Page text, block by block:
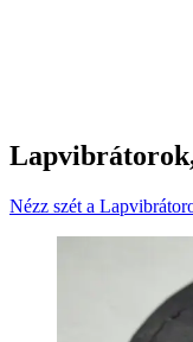
Nézz szét a